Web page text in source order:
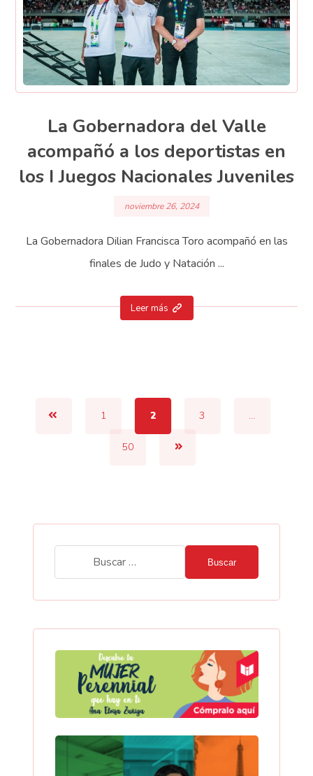
La Gobernadora del Valle
acompañó a los deportistas en
los I Juegos Nacionales Juveniles
noviembre 26, 2024
La Gobernadora Dilian Francisca Toro acompañó en las
finales de Judo y Natación ...
Leer más
1 2 3 …
50
Buscar